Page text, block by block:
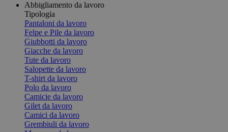
Abbigliamento da lavoro
Tipologia
Pantaloni da lavoro
Felpe e Pile da lavoro
Giubbotti da lavoro
Giacche da lavoro
Tute da lavoro
Salopette da lavoro
T-shirt da lavoro
Polo da lavoro
Camicie da lavoro
Gilet da lavoro
Camici da lavoro
Grembiuli da lavoro